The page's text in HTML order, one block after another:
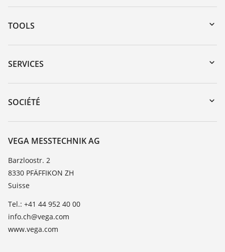
TOOLS
Téléchargements
Recherche par numéro de série
DTM Collection/PACTware
SERVICES
Retour d'appareil
Formations
Liste de compatibilité chimique
TeamViewer
SOCIÉTÉ
À propos de VEGA
Contact
News
Presse
VEGA MESSTECHNIK AG
Barzloostr. 2
8330 PFÄFFIKON ZH
Suisse
Tel.: +41 44 952 40 00
info.ch@vega.com
www.vega.com